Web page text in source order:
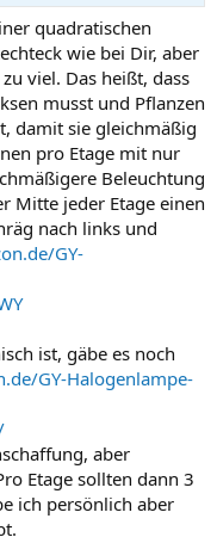
quadratischen
wie bei Dir, aber
viel. Das heißt, dass
musst und Pflanzen
damit sie gleichmäßig
pro Etage mit nur
Beleuchtung
Mitte jeder Etage einen
nach links und
GY-
ist, gäbe es noch
GY-Halogenlampe-
aber
Etage sollten dann 3
ich persönlich aber